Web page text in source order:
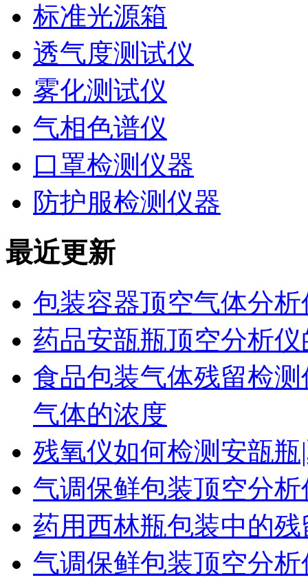
标准光源箱
透气度测试仪
雾化测试仪
气相色谱仪
口罩检测仪器
防护服检测仪器
最近更新
包装容器顶空气体分
药品安瓿瓶顶空分析
食品包装气体残留检
气体的浓度
残氧仪如何检测安瓿
气调保鲜包装顶空分
药用西林瓶包装中的
气调保鲜包装顶空分